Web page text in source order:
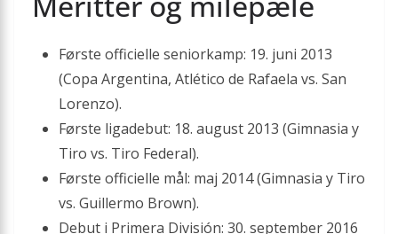
Første officielle seniorkamp: 19. juni 2013
(Copa Argentina, Atlético de Rafaela vs. San
Lorenzo).
Første ligadebut: 18. august 2013 (Gimnasia y
Tiro vs. Tiro Federal).
Første officielle mål: maj 2014 (Gimnasia y Tiro
vs. Guillermo Brown).
Debut i Primera División: 30. september 2016